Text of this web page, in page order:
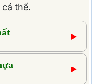
thể.
►
►